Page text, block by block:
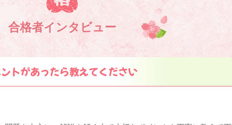
合格者インタビュー
トがあったら教えてください